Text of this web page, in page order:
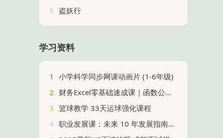
5 盗妖行
学习资料
1
小学科学同步网课动画片 (1-6年级)
2 财务Excel零基础速成课｜函数公式+数据透视表+PPT制作（高薪就业+实战案例+免费试听）
3 篮球教学 33天运球强化课程
4 职业发展课：未来 10 年发展指南，助你职场持续进阶与突破